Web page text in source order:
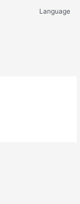
Language